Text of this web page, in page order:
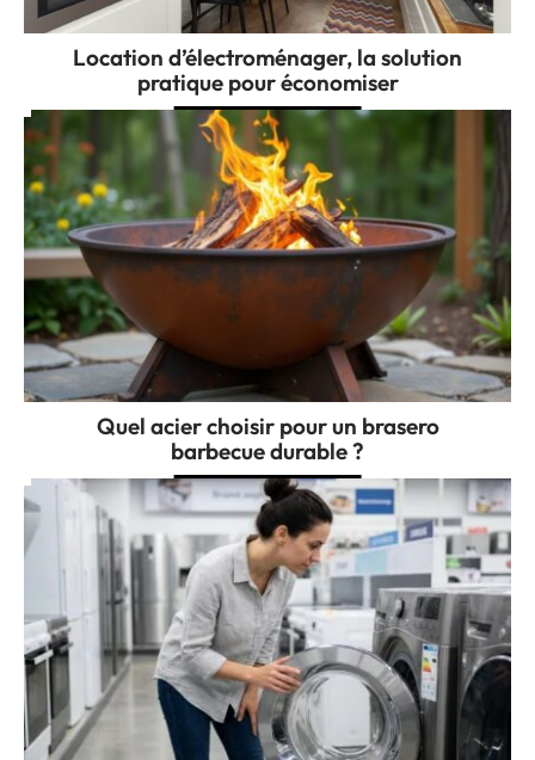
Location d’électroménager, la solution
pratique pour économiser
Quel acier choisir pour un brasero
barbecue durable ?